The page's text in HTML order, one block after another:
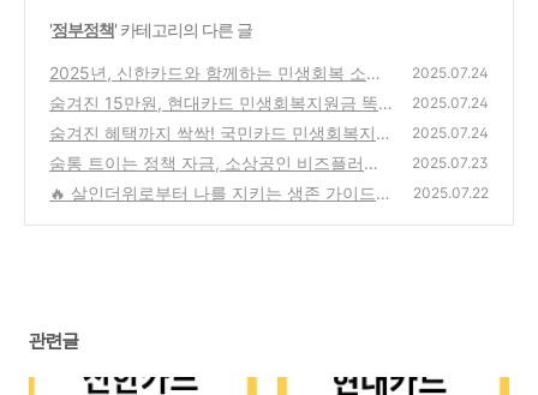
'정부정책' 카테고리의 다른 글
2025년, 신한카드와 함께하는 민생회복 소비
쿠폰 신청부터 사용까지
(2)
2025.07.24
숨겨진 15만원, 현대카드 민생회복지원금 똑
똑하게 받는 법 (feat. 알뜰 소비 꿀팁)
(3)
2025.07.24
숨겨진 혜택까지 싹싹! 국민카드 민생회복지원
금 완벽 가이드 (feat. KB국민은행)
(2)
2025.07.24
숨통 트이는 정책 자금, 소상공인 비즈플러스
카드 A to Z 완벽 정리
(0)
2025.07.23
🔥 살인더위로부터 나를 지키는 생존 가이드:
2025.07.22
관련글